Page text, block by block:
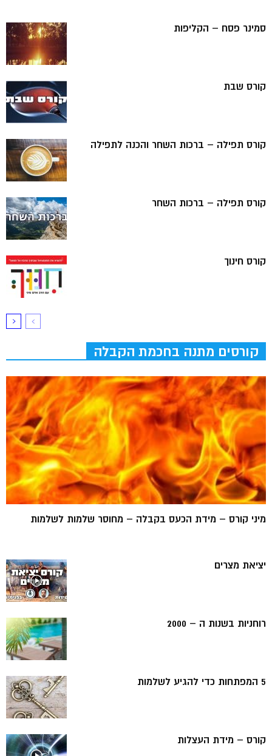
סמינר פסח – הקליפות
קורס שבת
קורס תפילה – ברכות השחר והכנה לתפילה
קורס תפילה – ברכות השחר
קורס חינוך
קורסים מתנה בחכמת הקבלה
מיני קורס – מידת הכעס בקבלה – מחוסר שלמות לשלמות
יציאת מצרים
רוחניות בשנות ה – 2000
5 המפתחות כדי להגיע לשלמות
קורס – מידת העצלות